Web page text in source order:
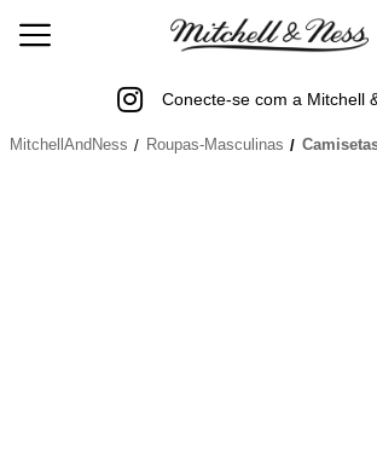
Conecte-se com a Mitchell
MitchellAndNess Roupas-Masculinas